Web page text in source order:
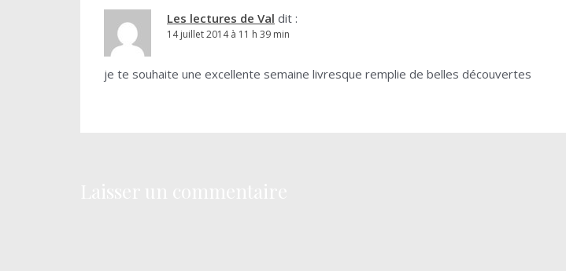
Les lectures de Val dit :
14 juillet 2014 à 11 h 39 min
je te souhaite une excellente semaine livresque remplie de belles découvertes